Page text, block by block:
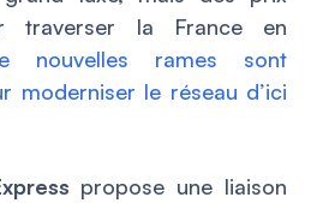
traverser la France en
nouvelles rames sont
moderniser le réseau d’ici
propose une liaison